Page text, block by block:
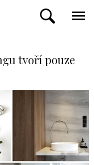
tvoří pouze